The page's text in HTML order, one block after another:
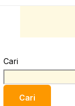
Cari
Cari